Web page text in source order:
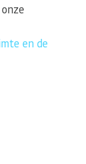
en de